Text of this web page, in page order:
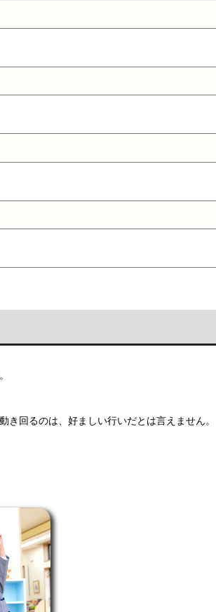
回るのは、好ましい行いだとは言えません。